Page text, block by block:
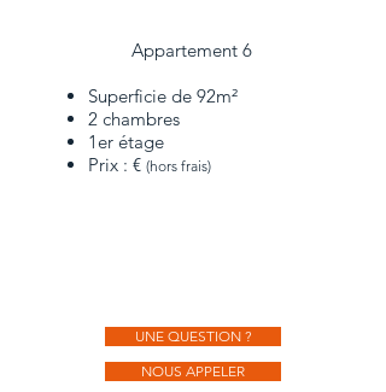
Appartement 6
Superficie de 92m²
2 chambres
1er étage
Prix : € (hors frais)
UNE QUESTION ?
NOUS APPELER